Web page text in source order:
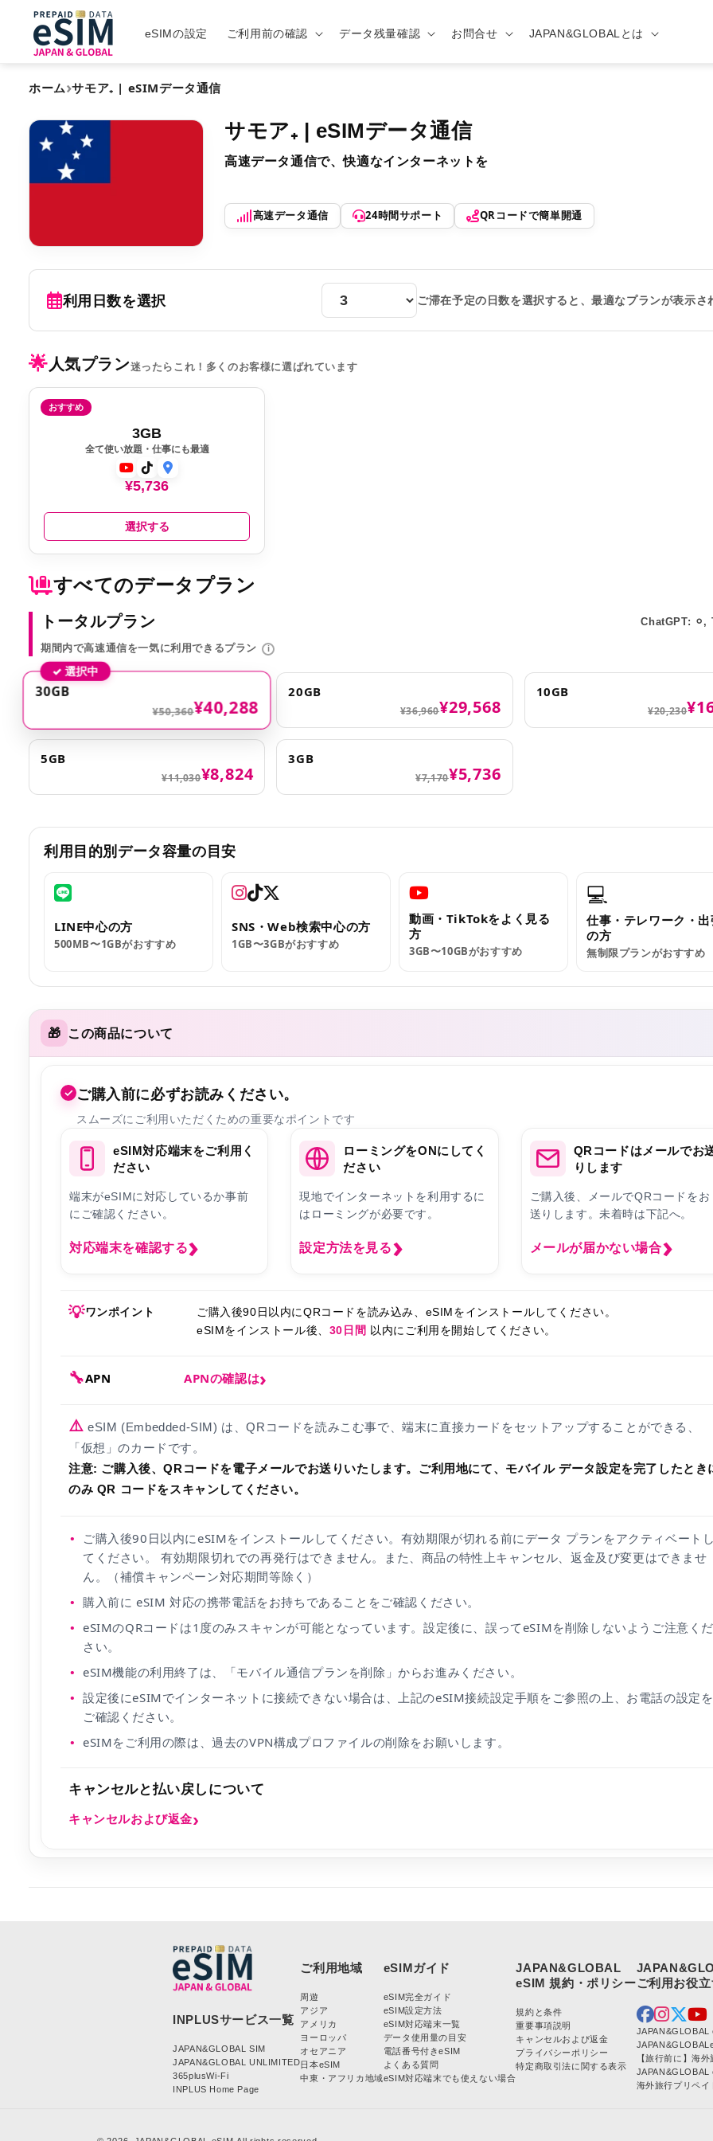
eSIMの設定 ご利用前の確認 データ残量確認 お問合せ JAPAN&GLOBALとは
ホーム›サモア₊ | eSIMデータ通信
サモア₊ | eSIMデータ通信
高速データ通信で、快適なインターネットを
高速データ通信 24時間サポート QRコードで簡単開通
利用日数を選択 ご滞在予定の日数を選択すると、最適なプランが表示さ
🌟 人気プラン迷ったらこれ！多くのお客様に選ばれています
おすすめ
3GB
全て使い放題・仕事にも最適
¥5,736
選択する
すべてのデータプラン
トータルプラン ChatGPT: ⚪︎,
期間内で高速通信を一気に利用できるプラン i
✓ 選択中
30GB
¥50,360¥40,288
20GB
¥36,960¥29,568
10GB
¥20,230
5GB
¥11,030¥8,824
3GB
¥7,170¥5,736
利用目的別データ容量の目安
LINE中心の方
500MB〜1GBがおすすめ
SNS・Web検索中心の方
1GB〜3GBがおすすめ
動画・TikTokをよく見る
方
3GB〜10GBがおすすめ
💻
仕事・テレワーク・
の方
無制限プランがおすすめ
🎁 この商品について
✓ ご購入前に必ずお読みください。
スムーズにご利用いただくための重要なポイントです
eSIM対応端末をご利用く
ださい
端末がeSIMに対応しているか事前
にご確認ください。
対応端末を確認する
ローミングをONにしてく
ださい
現地でインターネットを利用するに
はローミングが必要です。
設定方法を見る
QRコードはメールでお
りします
ご購入後、メールでQRコードをお
送りします。未着時は下記へ。
メールが届かない場合
💡ワンポイント
ご購入後90日以内にQRコードを読み込み、eSIMをインストールしてください。
eSIMをインストール後、 30日間 以内にご利用を開始してください。
🔧APN APNの確認は
⚠️ eSIM (Embedded-SIM) は、QRコードを読みこむ事で、端末に直接カードをセットアップすることができる、
「仮想」のカードです。
注意: ご購入後、QRコードを電子メールでお送りいたします。ご利用地にて、モバイル データ設定を完了したとき
のみ QR コードをスキャンしてください。
ご購入後90日以内にeSIMをインストールしてください。有効期限が切れる前にデータ プランをアクティベート
てください。 有効期限切れでの再発行はできません。また、商品の特性上キャンセル、返金及び変更はできませ
ん。（補償キャンペーン対応期間等除く）
購入前に eSIM 対応の携帯電話をお持ちであることをご確認ください。
eSIMのQRコードは1度のみスキャンが可能となっています。設定後に、誤ってeSIMを削除しないようご注意くだ
さい。
eSIM機能の利用終了は、「モバイル通信プランを削除」からお進みください。
設定後にeSIMでインターネットに接続できない場合は、上記のeSIM接続設定手順をご参照の上、お電話の設定を
ご確認ください。
eSIMをご利用の際は、過去のVPN構成プロファイルの削除をお願いします。
キャンセルと払い戻しについて
キャンセルおよび返金
JAPAN&GLOBAL SIM
JAPAN&GLOBAL UNLIMITED
365plusWi-Fi
INPLUS Home Page
周遊
アジア
アメリカ
ヨーロッパ
オセアニア
日本eSIM
中東・アフリカ地域
eSIM完全ガイド
eSIM設定方法
eSIM対応端末一覧
データ使用量の目安
電話番号付きeSIM
よくある質問
eSIM対応端末でも使えない場合
JAPAN&GLOBAL
規約と条件
重要事項説明
キャンセルおよび返金
プライバシーポリシー
特定商取引法に関する表示
JAPAN&GLOBAL
【旅行前に】海
JAPAN&GLOBAL
海外旅行プリペ